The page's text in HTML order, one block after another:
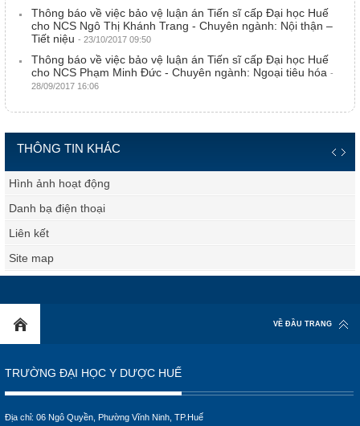
Thông báo về việc bảo vệ luận án Tiến sĩ cấp Đại học Huế
cho NCS Ngô Thị Khánh Trang - Chuyên ngành: Nội thận –
Tiết niệu - 23/10/2017 09:50
Thông báo về việc bảo vệ luận án Tiến sĩ cấp Đại học Huế
cho NCS Phạm Minh Đức - Chuyên ngành: Ngoại tiêu hóa -
28/09/2017 16:06
THÔNG TIN KHÁC
Hình ảnh hoạt động
Danh bạ điện thoại
Liên kết
Site map
VỀ ĐẦU TRANG
TRƯỜNG ĐẠI HỌC Y DƯỢC HUẾ
Địa chỉ: 06 Ngô Quyền, Phường Vĩnh Ninh, TP.Huế